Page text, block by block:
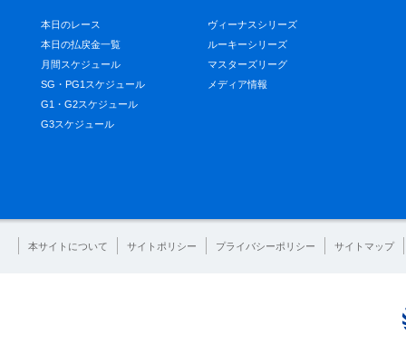
本日のレース
本日の払戻金一覧
月間スケジュール
SG・PG1スケジュール
G1・G2スケジュール
G3スケジュール
ヴィーナスシリーズ
ルーキーシリーズ
マスターズリーグ
メディア情報
本サイトについて サイトポリシー プライバシーポリシー サイトマップ